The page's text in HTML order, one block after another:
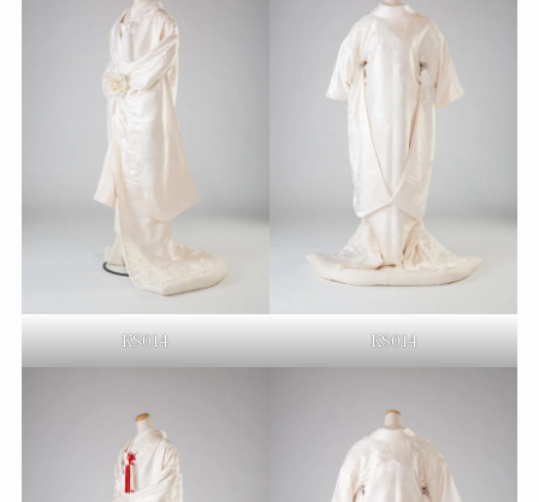
KS014 KS014